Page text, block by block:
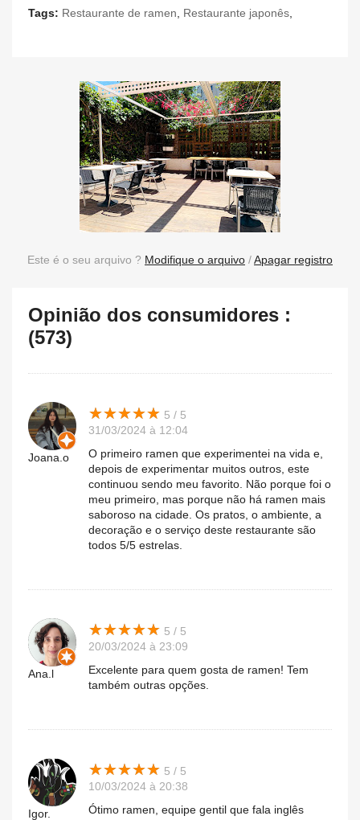
Tags: Restaurante de ramen Restaurante japonês
Este é o seu arquivo ? Modifique o arquivo /Apagar registro
Opinião dos consumidores :
(573)
Joana.o
★★★★★
★★★★★ 5 / 5
31/03/2024 à 12:04
O primeiro ramen que experimentei na vida e,
depois de experimentar muitos outros, este
continuou sendo meu favorito. Não porque foi o
meu primeiro, mas porque não há ramen mais
saboroso na cidade. Os pratos, o ambiente, a
decoração e o serviço deste restaurante são
todos 5/5 estrelas.
Ana.l
★★★★★
★★★★★ 5 / 5
20/03/2024 à 23:09
Excelente para quem gosta de ramen! Tem
também outras opções.
Igor.
★★★★★
★★★★★ 5 / 5
10/03/2024 à 20:38
Ótimo ramen, equipe gentil que fala inglês